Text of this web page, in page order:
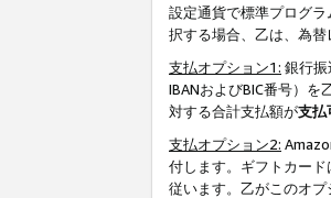
設定通貨で標準プログ
択する場合、乙は、為替
支払オプション1: 銀行
IBANおよびBIC番号）
対する合計支払額が支払
支払オプション2:
付します。ギフトカー
従います。乙がこのオ